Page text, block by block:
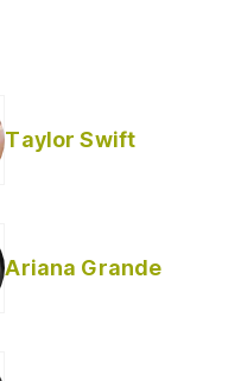
Taylor Swift
Ariana Grande